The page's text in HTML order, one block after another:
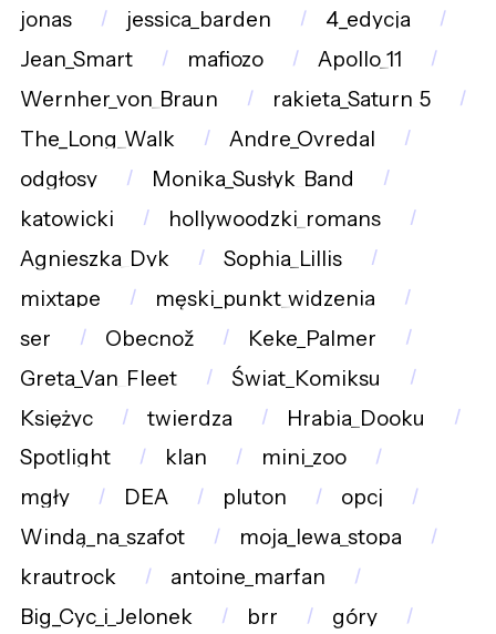
jonas
jessica_barden
4_edycja
Jean_Smart
mafiozo
Apollo_11
Wernher_von_Braun
rakieta_Saturn_5
The_Long_Walk
Andre_Ovredal
odgłosy
Monika_Susłyk_Band
katowicki
hollywoodzki_romans
Agnieszka_Dyk
Sophia_Lillis
mixtape
męski_punkt_widzenia
ser
Obecnož
Keke_Palmer
Greta_Van_Fleet
Świat_Komiksu
Księżyc
twierdza
Hrabia_Dooku
Spotlight
klan
mini_zoo
mgły
DEA pluton
opcj
Windą_na_szafot
moja_lewa_stopa
krautrock
antoine_marfan
Big_Cyc_i_Jelonek
brr
góry